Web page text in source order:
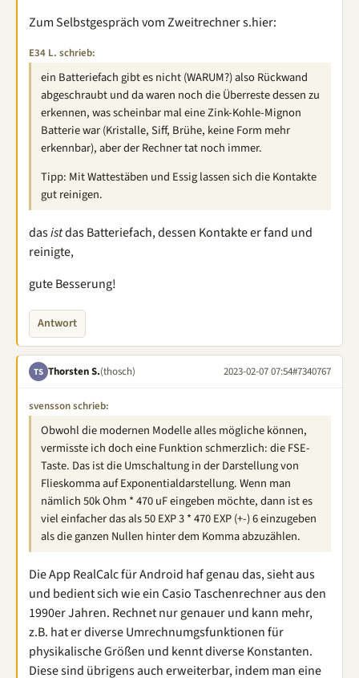
Zum Selbstgespräch vom Zweitrechner s.hier:
E34 L. schrieb:
ein Batteriefach gibt es nicht (WARUM?) also Rückwand
abgeschraubt und da waren noch die Überreste dessen zu
erkennen, was scheinbar mal eine Zink-Kohle-Mignon
Batterie war (Kristalle, Siff, Brühe, keine Form mehr
erkennbar), aber der Rechner tat noch immer.
Tipp: Mit Wattestäben und Essig lassen sich die Kontakte
gut reinigen.
dasistdas Batteriefach, dessen Kontakte er fand und
reinigte,
gute Besserung!
Antwort
TS Thorsten S.(thosch) 2023-02-07 07:54#7340767
svensson schrieb:
Obwohl die modernen Modelle alles mögliche können,
vermisste ich doch eine Funktion schmerzlich: die FSE-
Taste. Das ist die Umschaltung in der Darstellung von
Flieskomma auf Exponentialdarstellung. Wenn man
nämlich 50k Ohm * 470 uF eingeben möchte, dann ist es
viel einfacher das als 50 EXP 3 * 470 EXP (+-) 6 einzugeben
als die ganzen Nullen hinter dem Komma abzuzählen.
Die App RealCalc für Android haf genau das, sieht aus
und bedient sich wie ein Casio Taschenrechner aus den
1990er Jahren. Rechnet nur genauer und kann mehr,
z.B. hat er diverse Umrechnumgsfunktionen für
physikalische Größen und kennt diverse Konstanten.
Diese sind übrigens auch erweiterbar, indem man eine